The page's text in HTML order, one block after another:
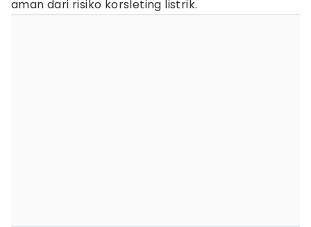
aman dari risiko korsleting listrik.